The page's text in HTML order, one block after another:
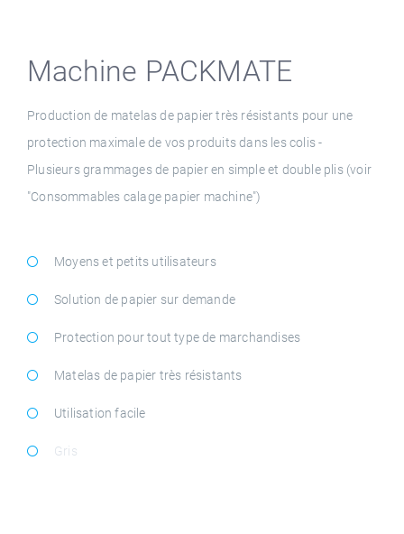
Machine PACKMATE
Production de matelas de papier très résistants pour une
protection maximale de vos produits dans les colis -
Plusieurs grammages de papier en simple et double plis (voir
"Consommables calage papier machine")
Moyens et petits utilisateurs
Solution de papier sur demande
Protection pour tout type de marchandises
Matelas de papier très résistants
Utilisation facile
Gris